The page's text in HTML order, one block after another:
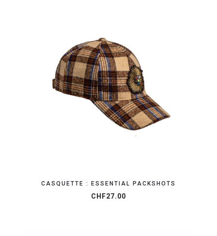
OBTENEZ VOTRE DEVIS EN 24H
CASQUETTE : ESSENTIAL PACKSHOTS
CHF27.00